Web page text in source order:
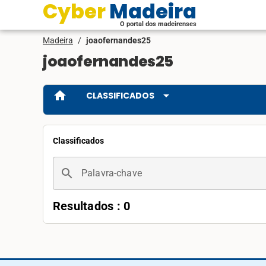
Cyber Madeira
O portal dos madeirenses
Madeira / joaofernandes25
joaofernandes25
home CLASSIFICADOS arrow_drop_down
Classificados
search Palavra-chave
Resultados : 0